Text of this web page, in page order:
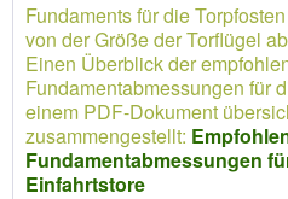
Fundaments für die
von der Größe der Torflügel
Einen Überblick der
Fundamentabmessungen für
einem PDF-Dokument
zusammengestellt:
Fundamentabmessungen
Einfahrtstore